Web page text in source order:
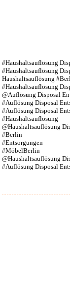
#Haushaltsauflösung
#Haushaltsauflösung
Haushaltsauflösung
#Haushaltsauflösung
@Auflösung Disposal
#Auflösung Disposal
#Auflösung Disposal
#Haushaltsauflösung
@Haushaltsauflösung
#Berlin
#Entsorgungen
#MöbelBerlin
@Haushaltsauflösung
#Auflösung Disposal